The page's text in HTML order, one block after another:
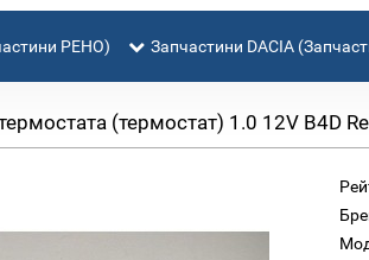
РЕНО) Запчастини DACIA
(термостат) 1.0 12V B4D